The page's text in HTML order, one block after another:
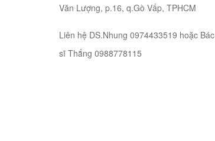
Văn Lượng, p.16, q.Gò Vấp, TPHCM
Liên hệ DS.Nhung 0974433519 hoặc Bác
sĩ Thắng 0988778115